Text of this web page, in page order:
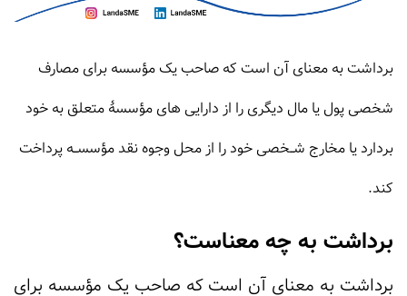
برداشت به معنای آن است که صاحب یک مؤسسه برای مصارف
شخصی پول یا مال دیگری را از دارایی های مؤسسۀ متعلق به خود
بردارد یا مخارج شــخصی خود را از محل وجوه نقد مؤسســه پرداخت
کند.
برداشت به چه معناست؟
برداشت به معنای آن است که صاحب یک مؤسسه برای